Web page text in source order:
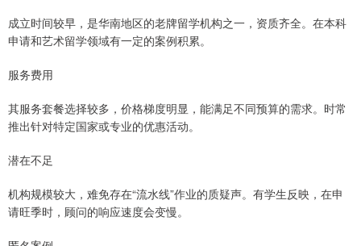
成立时间较早，是华南地区的老牌留学机构之一，资质齐全。在本科
申请和艺术留学领域有一定的案例积累。
服务费用
其服务套餐选择较多，价格梯度明显，能满足不同预算的需求。时常
推出针对特定国家或专业的优惠活动。
潜在不足
机构规模较大，难免存在“流水线”作业的质疑声。有学生反映，在申
请旺季时，顾问的响应速度会变慢。